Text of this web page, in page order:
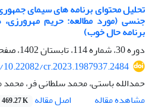
تحلیل محتوای برنامه های سیمای
جنسی (مورد مطالعه: حریم
برنامه حال خوب)
دوره 30، شماره 114، تابستان 1402، صفحه
cr.2023.1987937.2484
حمدالله باستی، محمد سلطانی فر،
مشاهده مقاله
اصل مقاله 469.27 K